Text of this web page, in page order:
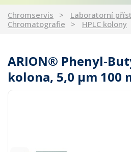
Chromservis
Laboratorní
Chromatografie
HPLC kolony
ARION® Phenyl-
kolona, 5,0 µm 100